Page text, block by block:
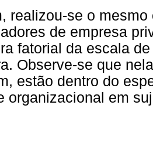
realizou-se o
de empresa
fatorial da escala
Observe-se que
estão dentro do
organizacional em